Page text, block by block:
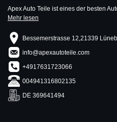
Apex Auto Teile ist eines der besten
Mehr lesen
Bessemerstrasse 12,21339
info@apexautoteile.com
+4917631723066
004941316802135
DE 369641494